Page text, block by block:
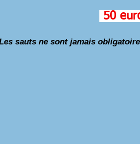
50
sauts ne sont jamais